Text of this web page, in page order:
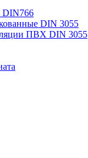
DIN766
DIN 3055
ПВХ DIN 3055